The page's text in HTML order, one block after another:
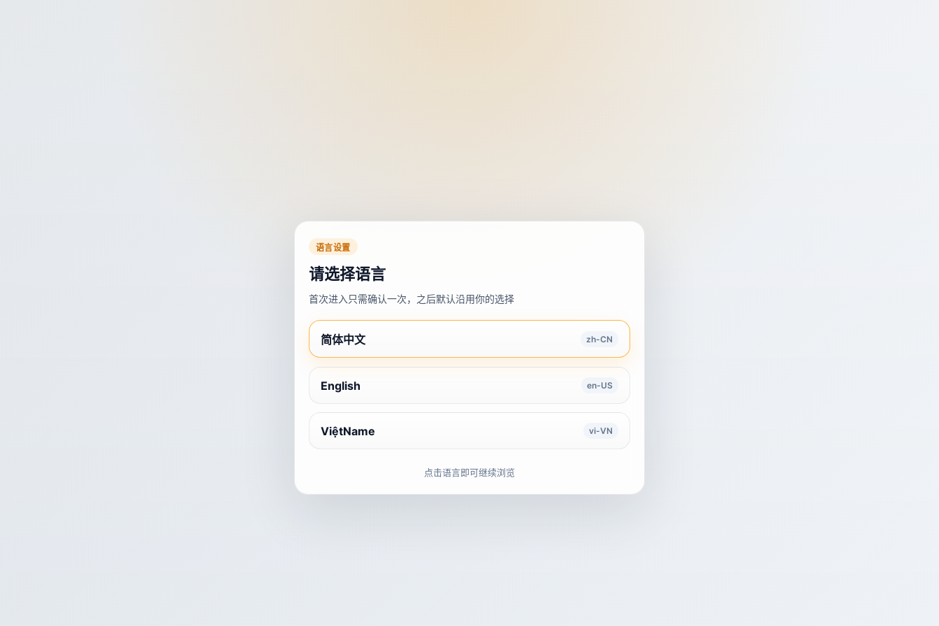
语言设置
请选择语言
首次进入只需确认一次，之后默认沿用你的选择
简体中文 zh-CN
English en-US
ViệtName vi-VN
点击语言即可继续浏览